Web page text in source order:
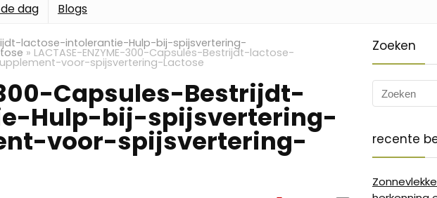
dag Blogs
lactose-intolerantie-Hulp-bij-spijsvertering-
» LACTASE-ENZYME-300-Capsules-Bestrijdt-lactose-
voor-spijsvertering-Lactose
300-Capsules-Bestrijdt-
Hulp-bij-spijsvertering-
voor-spijsvertering-
Zoeken
recente